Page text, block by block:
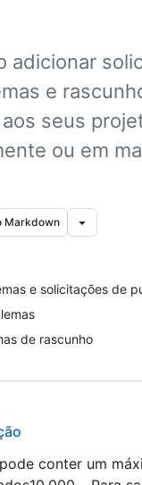
adicionar
e
seus
ou em
Markdown
e solicitações de
de rascunho
conter um